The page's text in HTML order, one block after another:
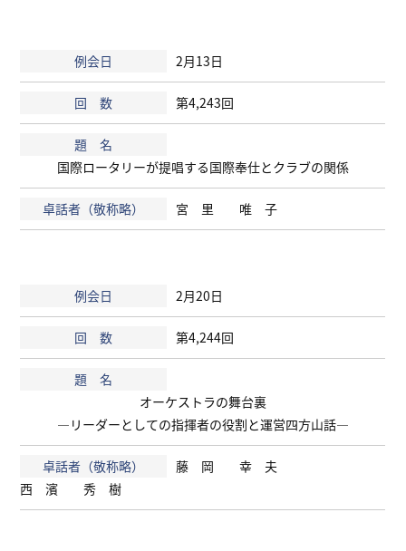
2月13日
第4,243回
国際ロータリーが提唱する国際奉仕とクラブの関係
宮 里 唯 子
2月20日
第4,244回
オーケストラの舞台裏
―リーダーとしての指揮者の役割と運営四方山話―
藤 岡 幸 夫
西 濱 秀 樹